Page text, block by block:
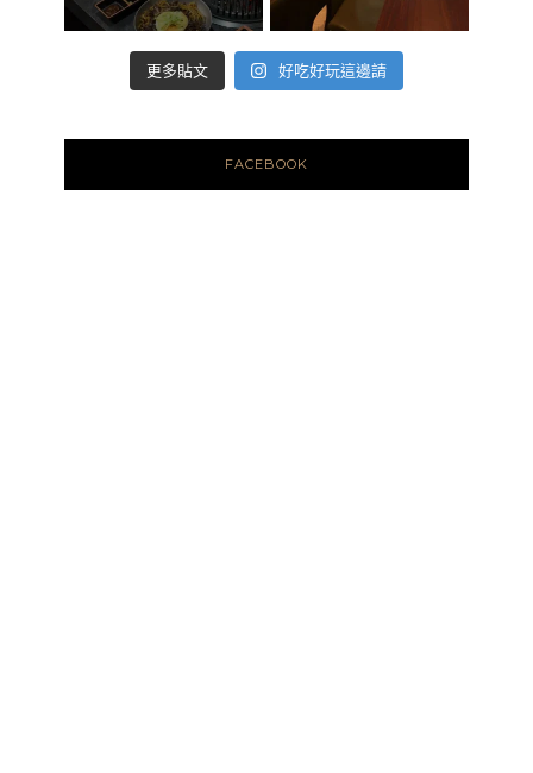
更多貼文 好吃好玩這邊請
FACEBOOK